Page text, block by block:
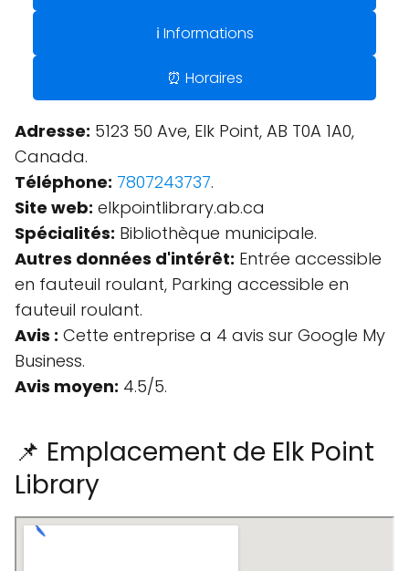
ℹ️ Informations
⏰ Horaires
Adresse: 5123 50 Ave, Elk Point, AB T0A 1A0,
Canada.
Téléphone: 7807243737.
Site web: elkpointlibrary.ab.ca
Spécialités: Bibliothèque municipale.
Autres données d'intérêt: Entrée accessible
en fauteuil roulant, Parking accessible en
fauteuil roulant.
Avis : Cette entreprise a 4 avis sur Google My
Business.
Avis moyen: 4.5/5.
📌 Emplacement de Elk Point
Library